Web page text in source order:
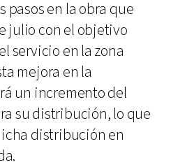
pasos en la obra que
julio con el objetivo
servicio en la zona
mejora en la
un incremento del
su distribución, lo que
distribución en